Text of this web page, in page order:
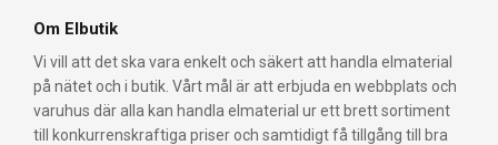
Om Elbutik
Vi vill att det ska vara enkelt och säkert att handla elmaterial
på nätet och i butik. Vårt mål är att erbjuda en webbplats och
varuhus där alla kan handla elmaterial ur ett brett sortiment
till konkurrenskraftiga priser och samtidigt få tillgång till bra